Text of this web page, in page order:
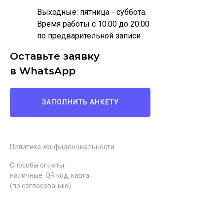
Политика конфиденциальности
Оставьте заявку
в WhatsApp
ЗАПОЛНИТЬ АНКЕТУ
Способы оплаты :
наличные, QR код, карта
(по согласованию)
Выходные: пятница - суббота.
Время работы с 10.00 до 20.00
по предварительной записи